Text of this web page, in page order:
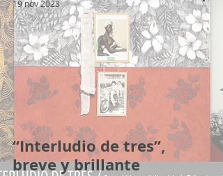
“Interludio de tres”,
breve y brillante
19 nov 2023